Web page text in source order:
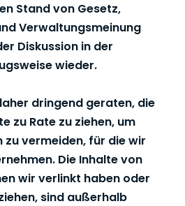
Stand von Gesetz,
Verwaltungsmeinung
Diskussion in der
wieder.
dringend geraten, die
zu Rate zu ziehen, um
vermeiden, für die wir
Die Inhalte von
wir verlinkt haben oder
sind außerhalb